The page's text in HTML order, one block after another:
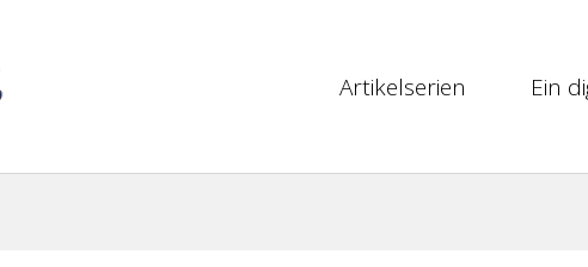
Artikelserien Ein